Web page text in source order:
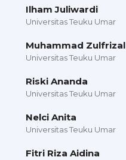
Ilham Juliwardi
Universitas Teuku Umar
Muhammad Zulfrizal
Universitas Teuku Umar
Riski Ananda
Universitas Teuku Umar
Nelci Anita
Universitas Teuku Umar
Fitri Riza Aidina